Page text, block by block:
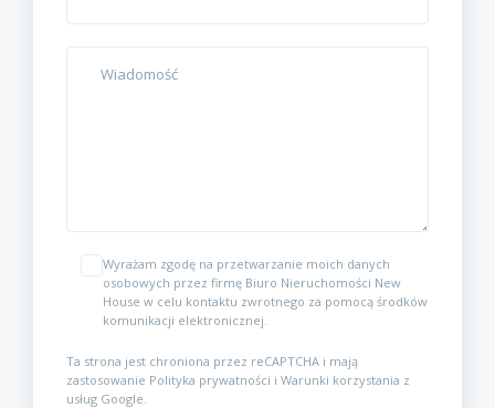
Wyrażam zgodę na przetwarzanie moich danych
osobowych przez firmę Biuro Nieruchomości New
House w celu kontaktu zwrotnego za pomocą środków
komunikacji elektronicznej.
Ta strona jest chroniona przez reCAPTCHA i mają
zastosowanie Polityka prywatności i Warunki korzystania z
usług Google.